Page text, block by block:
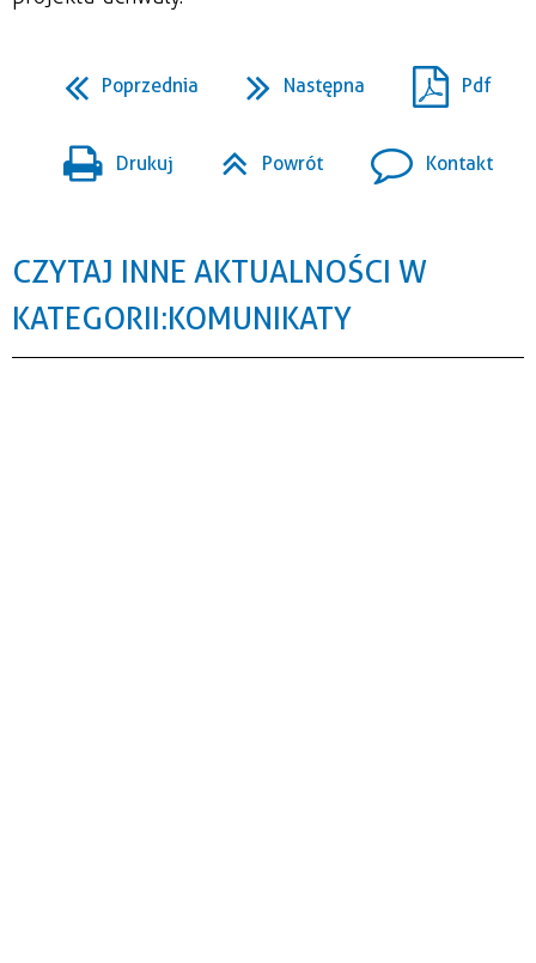
Poprzednia Następna Pdf
Drukuj Powrót Kontakt
CZYTAJ INNE AKTUALNOŚCI W
KATEGORII: KOMUNIKATY